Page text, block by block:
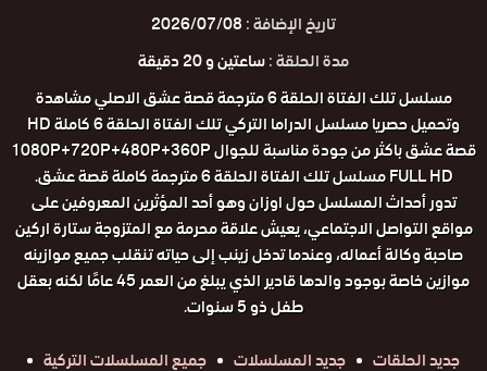
تاريخ الإضافة :2026/07/08
مدة الحلقة :ساعتين و 20 دقيقة
مسلسل تلك الفتاة الحلقة 6 مترجمة قصة عشق الاصلي مشاهدة
وتحميل حصريا مسلسل الدراما التركي تلك الفتاة الحلقة 6 كاملة HD
قصة عشق باكثر من جودة مناسبة للجوال 1080P+720P+480P+360P
FULL HD مسلسل تلك الفتاة الحلقة 6 مترجمة كاملة قصة عشق.
تدور أحداث المسلسل حول اوزان وهو أحد المؤثرين المعروفين على
مواقع التواصل الاجتماعي، يعيش علاقة محرمة مع المتزوجة ستارة اركين
صاحبة وكالة أعماله، وعندما تدخل زينب إلى حياته تنقلب جميع موازينه
موازين خاصة بوجود والدها قادير الذي يبلغ من العمر 45 عامًا لكنه بعقل
طفل ذو 5 سنوات.
جديد الحلقات
جديد المسلسلات جميع المسلسلات التركية